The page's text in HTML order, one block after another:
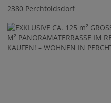
2380 Perchtoldsdorf